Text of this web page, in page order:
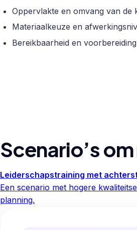
Oppervlakte en omvang van de
Materiaalkeuze en
Bereikbaarheid en voorbereiding
Scenario’s
Leiderschapstraining met
Een scenario met hogere
planning.